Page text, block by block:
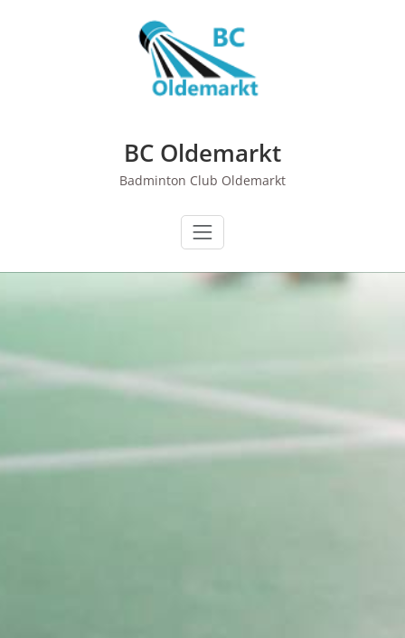
BC Oldemarkt
Badminton Club Oldemarkt